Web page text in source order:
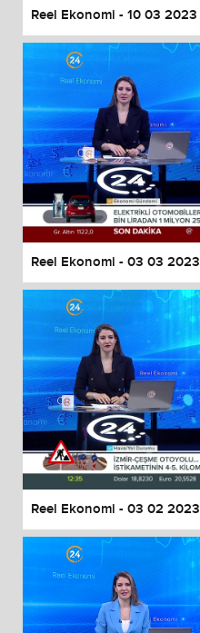
Reel Ekonomi - 10 03 2023
Reel Ekonomi - 03 03 2023
Reel Ekonomi - 03 02 2023